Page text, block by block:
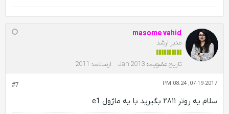
masome vahid
مدیر ارشد
تاریخ عضویت: Jan 2013 ارسالات: 2011
#7 07-19-2017, 08:24 PM
سلام یه روتر ۲۸۱۱ بگیرید با یه ماژول e1